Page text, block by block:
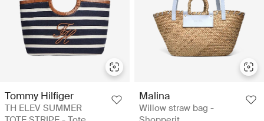
Tommy Hilfiger
TH ELEV SUMMER
Malina
Willow straw bag -